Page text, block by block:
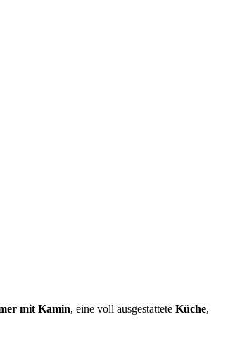
mit Kamin, eine voll ausgestattete Küche,